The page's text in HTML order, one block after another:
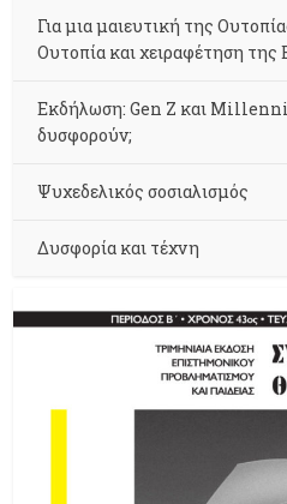
Για μια μαιευτική της
Ουτοπία και χειραφέτηση της
Εκδήλωση: Gen Z και
δυσφορούν;
Ψυχεδελικός σοσιαλισμός
Δυσφορία και τέχνη